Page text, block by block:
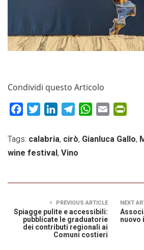
Condividi questo Articolo
FacebookTwitterLinkedInTelegramWhatsApp
Email
Tags: calabria, cirò, Gianluca Gallo,
wine festival, Vino
PREVIOUS ARTICLE
Spiagge pulite e accessibili:
pubblicate le graduatorie
dei contributi regionali ai
Comuni costieri
NEXT
nuovo